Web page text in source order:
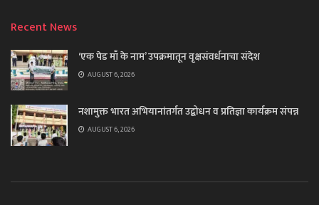
Recent News
‘एक पेड माँ के नाम’ उपक्रमातून वृक्षसंवर्धनाचा संदेश
AUGUST 6, 2026
नशामुक्त भारत अभियानांतर्गत उद्बोधन व प्रतिज्ञा कार्यक्रम संपन्न
AUGUST 6, 2026